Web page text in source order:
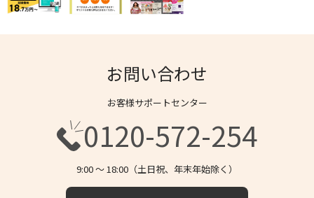
お問い合わせ
お客様サポートセンター
0120-572-254
9:00 〜 18:00（土日祝、年末年始除く）